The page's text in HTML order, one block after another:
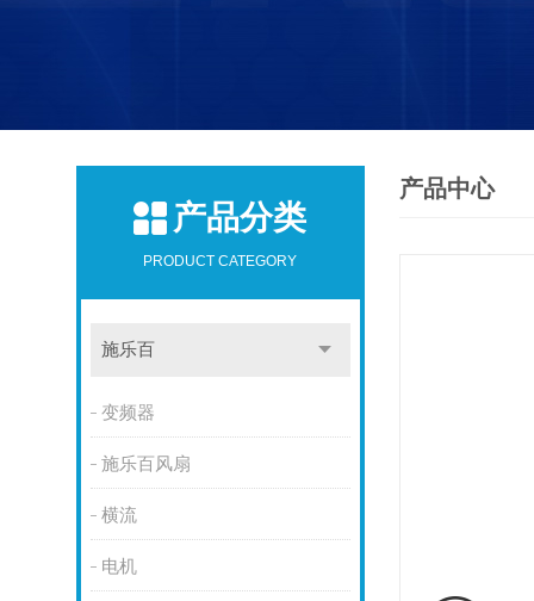
产品分类
PRODUCT CATEGORY
施乐百
变频器
施乐百风扇
横流
电机
产品中心